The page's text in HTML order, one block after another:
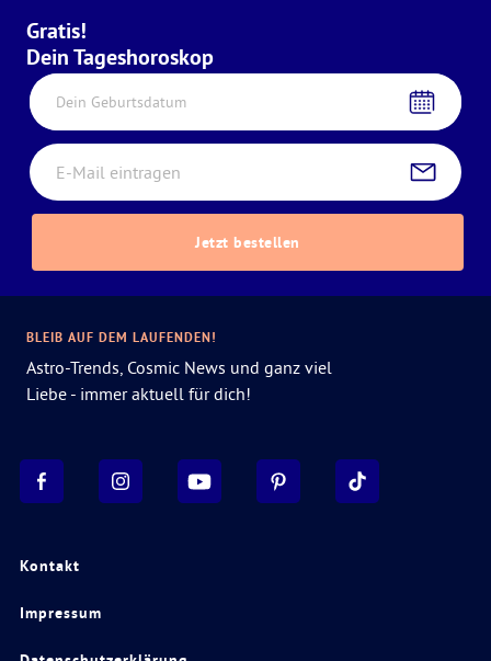
Gratis!
Dein Tageshoroskop
Dein Geburtsdatum
Jetzt bestellen
Kontakt
Impressum
BLEIB AUF DEM LAUFENDEN!
Astro-Trends, Cosmic News und ganz viel
Liebe - immer aktuell für dich!